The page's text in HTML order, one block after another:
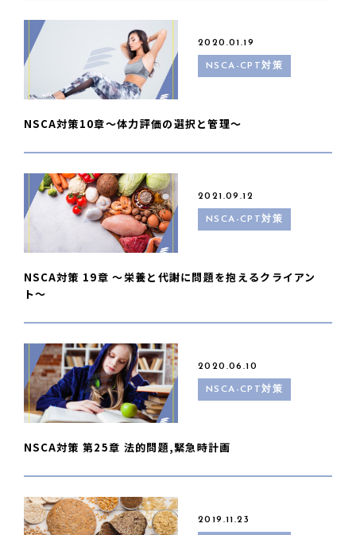
2020.01.19
NSCA-CPT対策
NSCA対策10章〜体力評価の選択と管理〜
2021.09.12
NSCA-CPT対策
NSCA対策 19章 〜栄養と代謝に問題を抱えるクライアン
ト〜
2020.06.10
NSCA-CPT対策
NSCA対策 第25章 法的問題,緊急時計画
2019.11.23